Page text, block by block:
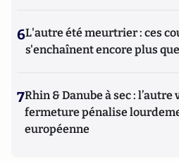
6L'autre été meurtrier : ces
s'enchaînent encore plus
7Rhin & Danube à sec : l’autre
fermeture pénalise
européenne